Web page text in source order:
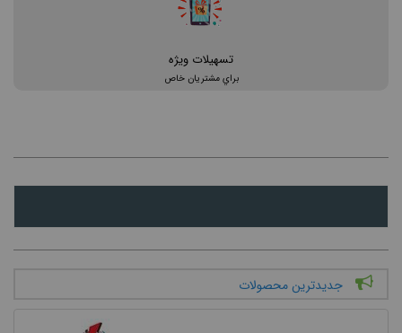
تسهيلات ويژه
براي مشتريان خاص
جدیدترین محصولات